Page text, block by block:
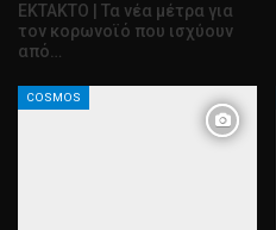
ΕΚΤΑΚΤΟ | Τα νέα μέτρα για
τον κορωνοϊό που ισχύουν
από…
COSMOS